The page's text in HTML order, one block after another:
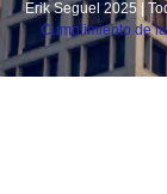
Erik Seguel 2025 |
Cumplimiento de